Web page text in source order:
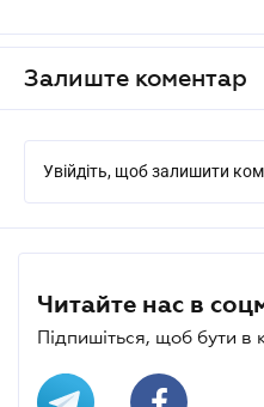
Залиште коментар
Увійдіть, щоб залишити
Читайте нас в
Підпишіться, щоб бути в